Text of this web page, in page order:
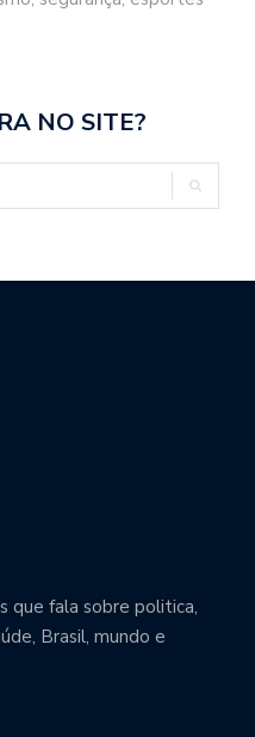
NO SITE?
que fala sobre politica,
Brasil, mundo e